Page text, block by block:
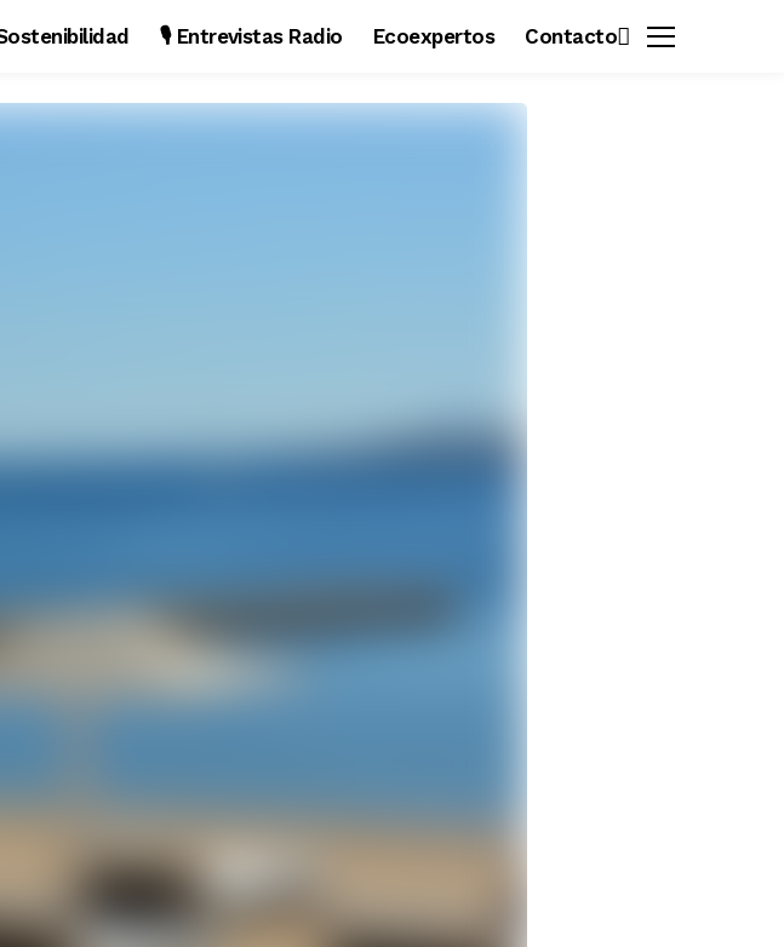
🎙️ Entrevistas Radio Ecoexpertos Contacto